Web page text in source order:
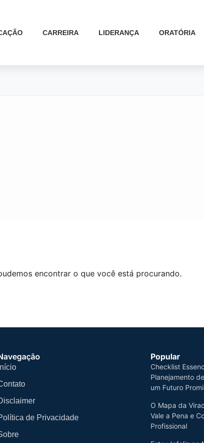
CARREIRA LIDERANÇA ORATÓRIA
encontrar o que você está procurando.
Início
de Privacidade
Popular
Checklist
Planejamento
um Futuro
O Mapa da
Vale a Pena e
Profissional